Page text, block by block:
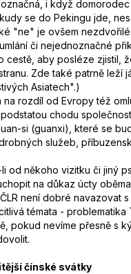
i když domorodec
se do Pekingu jde,
"ne" je ovšem
či nejednoznačné
cestě, aby posléze zjistil,
Zde také patrně leží
Asiatech".)
na rozdíl od Evropy též
chodu
si (guanxi), které se
služeb,
li od někoho vizitku či jiný
na důkaz úcty
není dobré navazovat
témata - problematika
pokud nevíme přesně s
čínské svátky